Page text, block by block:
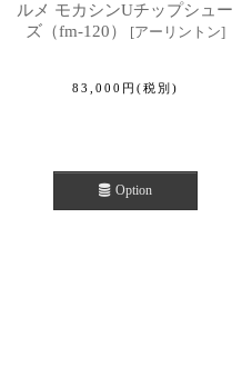
ルメ モカシンUチップシュー
ズ（fm-120）
[アーリントン]
83,000 円 (税別)
Option